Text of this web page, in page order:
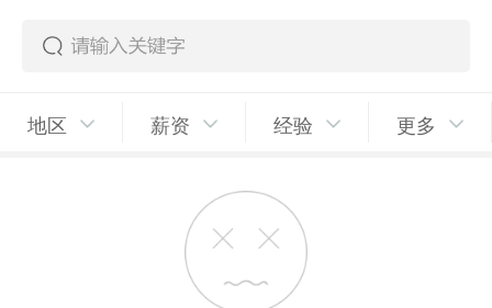
地区 薪资 经验 更多